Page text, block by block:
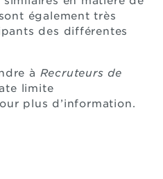
également très
des différentes
à Recruteurs de
limite
plus d’information.